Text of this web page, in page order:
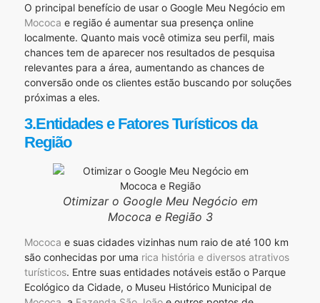
O principal benefício de usar o Google Meu Negócio em
Mococa e região é aumentar sua presença online
localmente. Quanto mais você otimiza seu perfil, mais
chances tem de aparecer nos resultados de pesquisa
relevantes para a área, aumentando as chances de
conversão onde os clientes estão buscando por soluções
próximas a eles.
3.Entidades e Fatores Turísticos da
Região
Otimizar o Google Meu Negócio em
Mococa e Região 3
Mococa e suas cidades vizinhas num raio de até 100 km
são conhecidas por uma rica história e diversos atrativos
turísticos. Entre suas entidades notáveis estão o Parque
Ecológico da Cidade, o Museu Histórico Municipal de